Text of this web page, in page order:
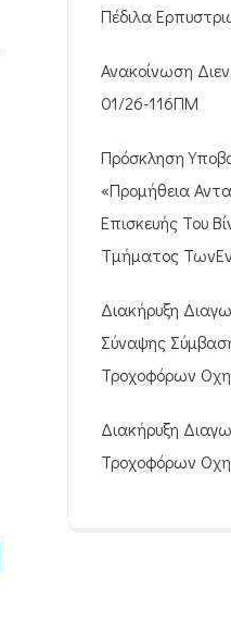
Πέδιλα
Ανακοίνωση
01/26-116ΠΜ
Πρόσκληση
«Προμήθεια
Επισκευής Του
Τμήματος
Διακήρυξη
Σύναψης
Τροχοφόρων
Διακήρυξη
Τροχοφόρων